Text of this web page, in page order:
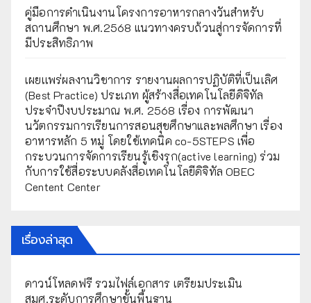
คู่มือการดำเนินงานโครงการอาหารกลางวันสำหรับ
สถานศึกษา พ.ศ.2568 แนวทางครบถ้วนสู่การจัดการที่
มีประสิทธิภาพ
เผยเเพร่ผลงานวิชาการ รายงานผลการปฏิบัติที่เป็นเลิศ
(Best Practice) ประเภท ผู้สร้างสื่อเทคโนโลยีดิจิทัล
ประจำปีงบประมาณ พ.ศ. 2568 เรื่อง การพัฒนา
นวัตกรรมการเรียนการสอนสุขศึกษาและพลศึกษา เรื่อง
อาหารหลัก 5 หมู่ โดยใช้เทคนิค co-5STEPS เพื่อ
กระบวนการจัดการเรียนรู้เชิงรุก(active learning) ร่วม
กับการใช้สื่อระบบคลังสื่อเทคโนโลยีดิจิทัล OBEC
Centent Center
เรื่องล่าสุด
ดาวน์โหลดฟรี รวมไฟล์เอกสาร เตรียมประเมิน
สมศ.ระดับการศึกษาขั้นพื้นฐาน